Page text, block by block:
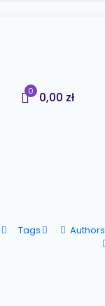
0 0,00 zł
Tags
Authors